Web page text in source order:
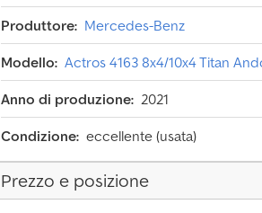
Produttore: Mercedes-Benz
Modello: Actros 4163 8x4/10x4 Titan
Anno di produzione: 2021
Condizione: eccellente (usata)
Prezzo e posizione